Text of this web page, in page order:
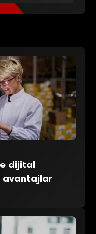
dijital
avantajlar